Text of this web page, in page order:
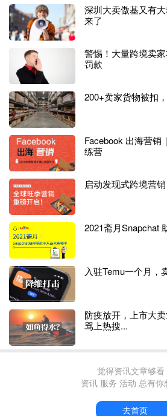
此外，还有亚马逊卖家提醒同行，在
发货追踪单号回填、检查店铺扣费
证的手机号码和验证APP检查等工作
这几天可能还有一波小伙伴要开启
容，加上美国暴风雪影响，卖家出货
定的挑战，有人吐槽：“不放假也无
亚马逊又降库容，卖家：不让做了吗
昨天，有不少卖家发现亚马逊又降库
然还在延续之前熟悉的操作！
根据各自的情况，本次卖家被降库容
家被降了几千的库容，也有卖家称
多。
无论降量多少，在卖家年底备货之
家的集体吐槽。一位卖家很是无奈
能放开啊？”另一同行直言：“
做了吗？”
实际上，近期亚马逊基本每周都在砍
次。亚马逊库容政策的频繁调整，
一位卖家介绍，最近一个月亚马逊每
创建货件。由于发货比较急，又遇
深圳大卖傲基又有
来了
警惕！大量跨境卖
罚款
200+卖家货物被扣
Facebook 出海营销
练营
启动发现式跨境营销
2021斋月Snapchat
入驻Temu一个月，
防疫放开，上市大
骂上热搜...
觉得资讯文章够看
资讯 服务 活动 总有你
去首页